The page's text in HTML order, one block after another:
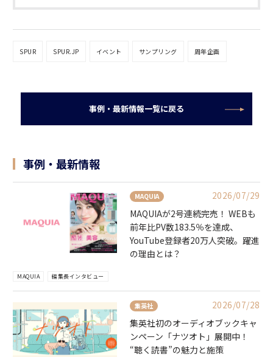
SPUR SPUR.JP イベント サンプリング 周年企画
事例・最新情報一覧に戻る
事例・最新情報
MAQUIA
2026/07/29
MAQUIAが2号連続完売！ WEBも
前年比PV数183.5％を達成、
YouTube登録者20万人突破。躍進
の理由とは？
MAQUIA 編集長インタビュー
集英社
2026/07/28
集英社初のオーディオブックキャ
ンペーン「ナツオト」展開中！
“聴く読書”の魅力と施策